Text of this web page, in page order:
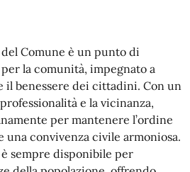
del Comune è un punto di
la comunità, impegnato a
il benessere dei cittadini. Con un
e la vicinanza,
per mantenere l’ordine
una convivenza civile armoniosa.
è sempre disponibile per